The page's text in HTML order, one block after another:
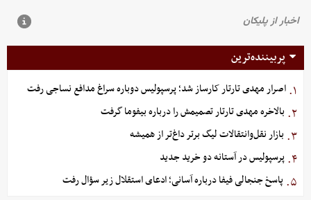
پربیننده‌ترین
۱. اصرار مهدی تارتار کارساز شد؛ پرسپولیس دوباره سراغ مدافع نساجی رفت
۲. بالاخره مهدی تارتار تصمیمش را درباره بیفوما گرفت
۳. بازار نقل‌وانتقالات لیگ برتر داغ‌تر از همیشه
۴. پرسپولیس در آستانه دو خرید جدید
۵. پاسخ جنجالی فیفا درباره آسانی؛ ادعای استقلال زیر سؤال رفت